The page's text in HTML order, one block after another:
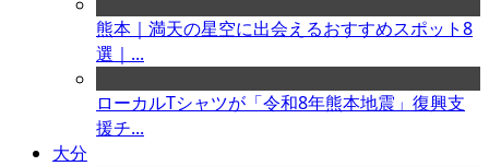
熊本｜満天の星空に出会えるおすすめスポット8
選｜...
ローカルTシャツが「令和8年熊本地震」復興支
援チ...
大分